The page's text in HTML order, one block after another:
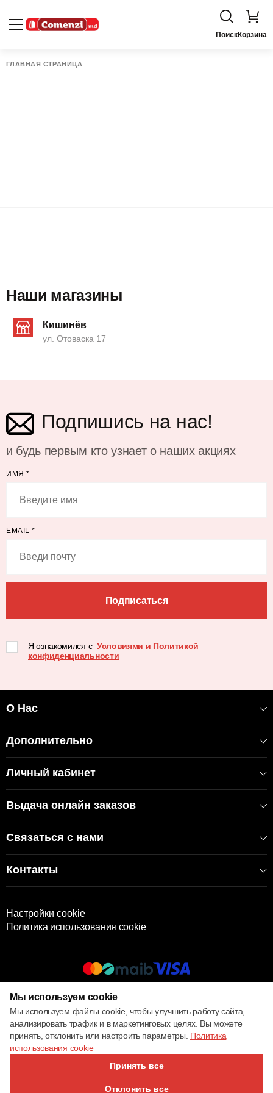
ПоискКорзина
ГЛАВНАЯ СТРАНИЦА
Наши магазины
Кишинёв
ул. Отоваска 17
Подпишись на нас!
и будь первым кто узнает о наших акциях
ИМЯ *
EMAIL *
Подписаться
Я ознакомился с Условиями и Политикой
конфиденциальности
О Нас
Дополнительно
Личный кабинет
Выдача онлайн заказов
Связаться с нами
Контакты
Настройки cookie
Политика использования cookie
© 2017 – 2026 ECOM
Мы используем cookie
Мы используем файлы cookie, чтобы улучшить работу сайта,
анализировать трафик и в маркетинговых целях. Вы можете
принять, отклонить или настроить параметры. Политика
использования cookie
Принять все
Отклонить все